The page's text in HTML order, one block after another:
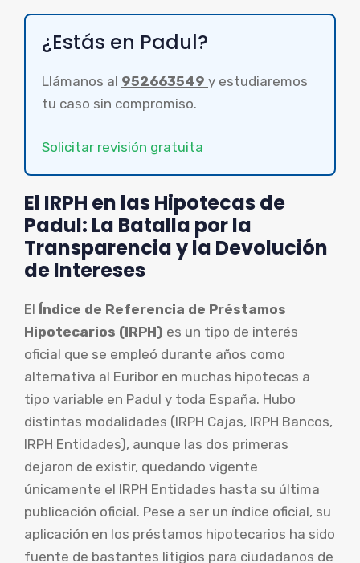
¿Estás en Padul?
Llámanos al 952663549 y estudiaremos
tu caso sin compromiso.
Solicitar revisión gratuita
El IRPH en las Hipotecas de
Padul: La Batalla por la
Transparencia y la Devolución
de Intereses
El Índice de Referencia de Préstamos
Hipotecarios (IRPH) es un tipo de interés
oficial que se empleó durante años como
alternativa al Euribor en muchas hipotecas a
tipo variable en Padul y toda España. Hubo
distintas modalidades (IRPH Cajas, IRPH Bancos,
IRPH Entidades), aunque las dos primeras
dejaron de existir, quedando vigente
únicamente el IRPH Entidades hasta su última
publicación oficial. Pese a ser un índice oficial, su
aplicación en los préstamos hipotecarios ha sido
fuente de bastantes litigios para ciudadanos de